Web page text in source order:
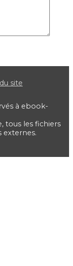
site
à ebook-
tous les fichiers
externes.